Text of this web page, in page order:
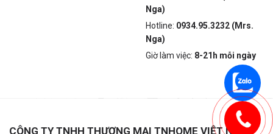
Nga)
Hotline: 0934.95.3232 (Mrs.
Nga)
Giờ làm việc: 8-21h mỗi ngày
CÔNG TY TNHH THƯƠNG MẠI TNHOME VIỆT NAM